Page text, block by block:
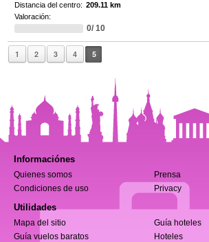
Distancia del centro: 209.11 km
Valoración:
0/ 10
1 2 3 4 5
Informaciónes
Quienes somos
Prensa
Condiciones de uso
Privacy
Utilidades
Mapa del sitio
Guía hoteles
Guía vuelos baratos
Hoteles